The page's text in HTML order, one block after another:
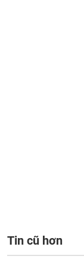
Tin cũ hơn